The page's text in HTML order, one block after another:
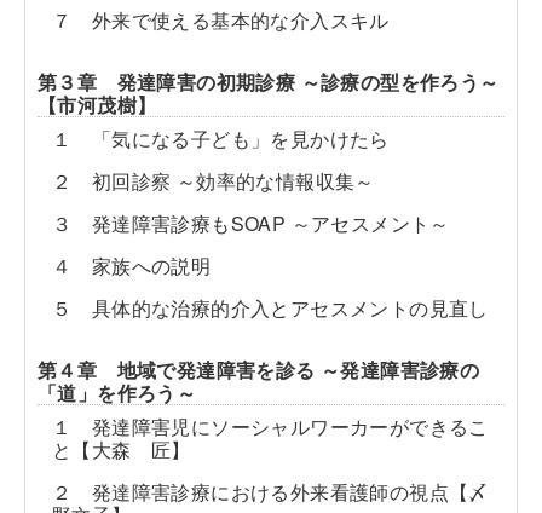
７ 外来で使える基本的な介入スキル
第３章 発達障害の初期診療 ～診療の型を作ろう～
【市河茂樹】
１ 「気になる子ども」を見かけたら
２ 初回診察 ～効率的な情報収集～
３ 発達障害診療もSOAP ～アセスメント～
４ 家族への説明
５ 具体的な治療的介入とアセスメントの見直し
第４章 地域で発達障害を診る ～発達障害診療の
「道」を作ろう～
１ 発達障害児にソーシャルワーカーができるこ
と【大森 匠】
２ 発達障害診療における外来看護師の視点【〆